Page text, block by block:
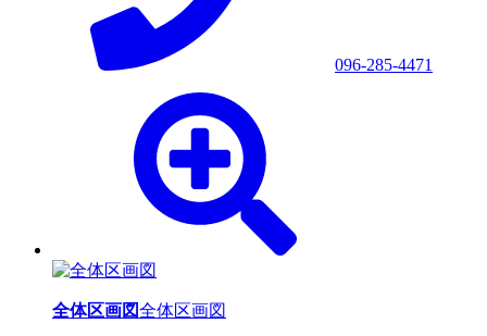
096-285-4471
全体区画図全体区画図